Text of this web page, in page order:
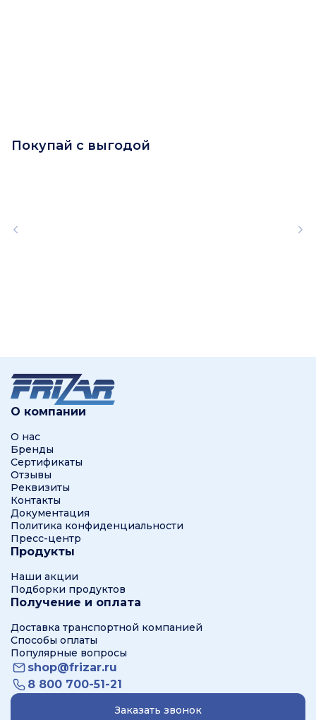
Покупай с выгодой
О компании
О нас
Бренды
Сертификаты
Отзывы
Реквизиты
Контакты
Документация
Политика конфиденциальности
Пресс-центр
Продукты
Наши акции
Подборки продуктов
Получение и оплата
Доставка транспортной компанией
Способы оплаты
Популярные вопросы
shop@frizar.ru
8 800 700-51-21
Заказать звонок